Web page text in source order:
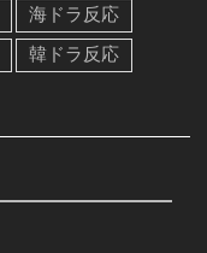
海ドラ反応
韓ドラ反応